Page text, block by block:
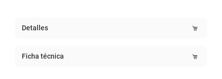
Detalles
Ficha técnica